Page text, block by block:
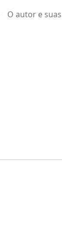
O autor e